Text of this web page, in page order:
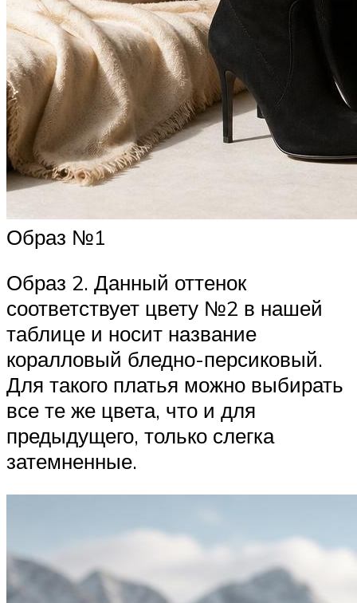
Образ №1
Образ 2. Данный оттенок
соответствует цвету №2 в нашей
таблице и носит название
коралловый бледно-персиковый.
Для такого платья можно выбирать
все те же цвета, что и для
предыдущего, только слегка
затемненные.